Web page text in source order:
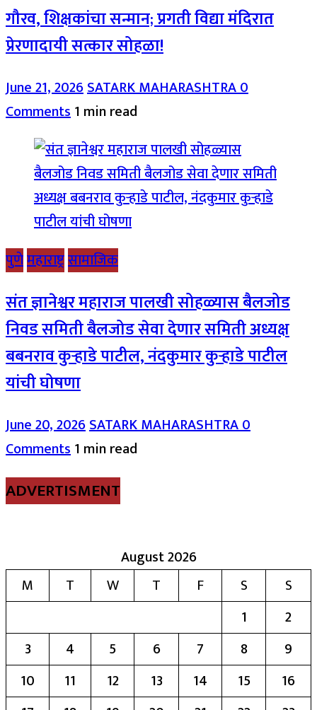
गौरव, शिक्षकांचा सन्मान; प्रगती विद्या मंदिरात
प्रेरणादायी सत्कार सोहळा!
June 21, 2026SATARK MAHARASHTRA0
Comments1 min read
पुणेमहाराष्ट्रसामाजिक
संत ज्ञानेश्वर महाराज पालखी सोहळ्यास बैलजोड
निवड समिती बैलजोड सेवा देणार समिती अध्यक्ष
बबनराव कुऱ्हाडे पाटील, नंदकुमार कुऱ्हाडे पाटील
यांची घोषणा
June 20, 2026SATARK MAHARASHTRA0
Comments1 min read
ADVERTISMENT
August 2026
M
T W T F S
S
1
2
3
4 5 6 7 8
9
10
11 12 13 14 15
16